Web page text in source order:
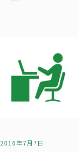
2016年7月7日